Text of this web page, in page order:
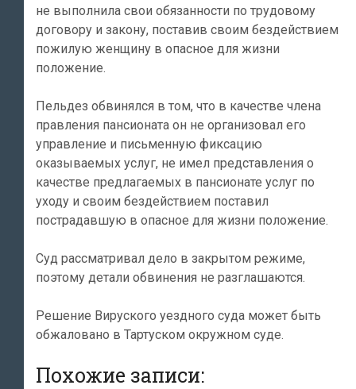
не выполнила свои обязанности по трудовому
договору и закону, поставив своим бездействием
пожилую женщину в опасное для жизни
положение.
Пельдез обвинялся в том, что в качестве члена
правления пансионата он не организовал его
управление и письменную фиксацию
оказываемых услуг, не имел представления о
качестве предлагаемых в пансионате услуг по
уходу и своим бездействием поставил
пострадавшую в опасное для жизни положение.
Суд рассматривал дело в закрытом режиме,
поэтому детали обвинения не разглашаются.
Решение Вируского уездного суда может быть
обжаловано в Тартуском окружном суде.
Похожие записи: